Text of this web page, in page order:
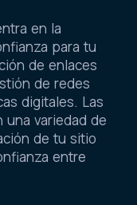
en la
para tu
de enlaces
de redes
digitales. Las
una variedad de
de tu sitio
entre